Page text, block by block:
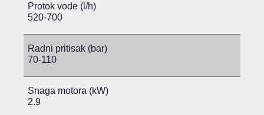
Protok vode (l/h)
520-700
Radni pritisak (bar)
70-110
Snaga motora (kW)
2.9